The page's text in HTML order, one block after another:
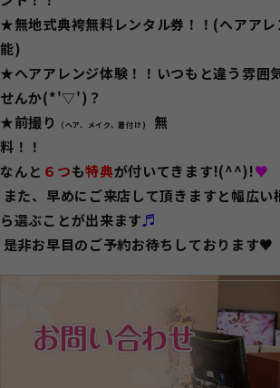
★無地式典袴無料レンタル券！！(ヘアアレ
能)
★ヘアアレンジ体験！！いつもと違う雰囲
せんか(*'▽')？
★前撮り
（ヘア、メイク、着付け) 無
料！
なんと ６つも特典が付いてきます!(^^)!♥
また、早めにご来店して頂きますと幅広い
ら選ぶことが出来ます♬
是非お早目のご予約お待ちしております♥